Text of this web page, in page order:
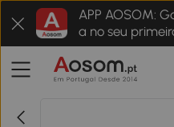
APP AOSOM:
a no seu